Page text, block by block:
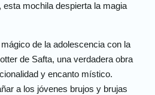
mochila despierta la magia
de la adolescencia con la
de Safta, una verdadera obra
y encanto místico.
a los jóvenes brujos y brujas